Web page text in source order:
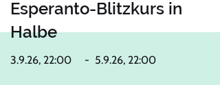
3.9.26, 22:00 - 5.9.26, 22:00
Esperanto-Blitzkurs in
Halbe